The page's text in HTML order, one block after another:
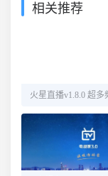
相关推荐